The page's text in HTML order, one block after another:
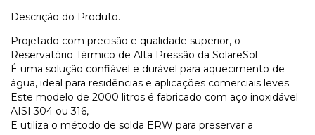
Descrição do Produto.
Projetado com precisão e qualidade superior, o
Reservatório Térmico de Alta Pressão da SolareSol
É uma solução confiável e durável para aquecimento de
água, ideal para residências e aplicações comerciais leves.
Este modelo de 2000 litros é fabricado com aço inoxidável
AISI 304 ou 316,
E utiliza o método de solda ERW para preservar a